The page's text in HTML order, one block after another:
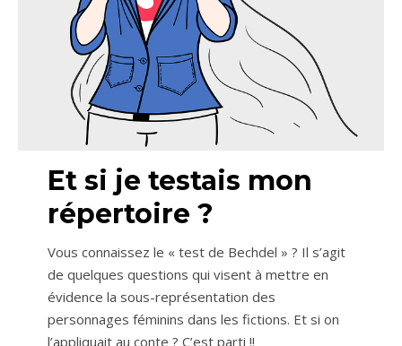
Et si je testais mon
répertoire ?
Vous connaissez le « test de Bechdel » ? Il s’agit
de quelques questions qui visent à mettre en
évidence la sous-représentation des
personnages féminins dans les fictions. Et si on
l’appliquait au conte ? C’est parti !!